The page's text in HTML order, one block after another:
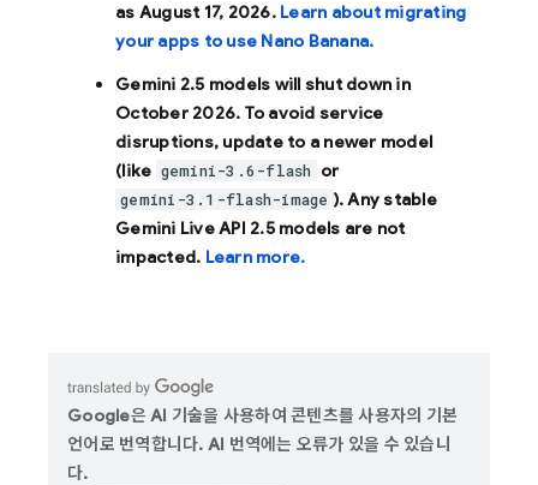
as August 17, 2026. Learn about migrating
your apps to use Nano Banana.
Gemini 2.5 models will shut down in
October 2026. To avoid service
disruptions, update to a newer model
(like gemini-3.6-flash or
gemini-3.1-flash-image ). Any stable
Gemini Live API 2.5 models are not
impacted. Learn more.
Google은 AI 기술을 사용하여 콘텐츠를 사용자의 기본
언어로 번역합니다. AI 번역에는 오류가 있을 수 있습니
다.